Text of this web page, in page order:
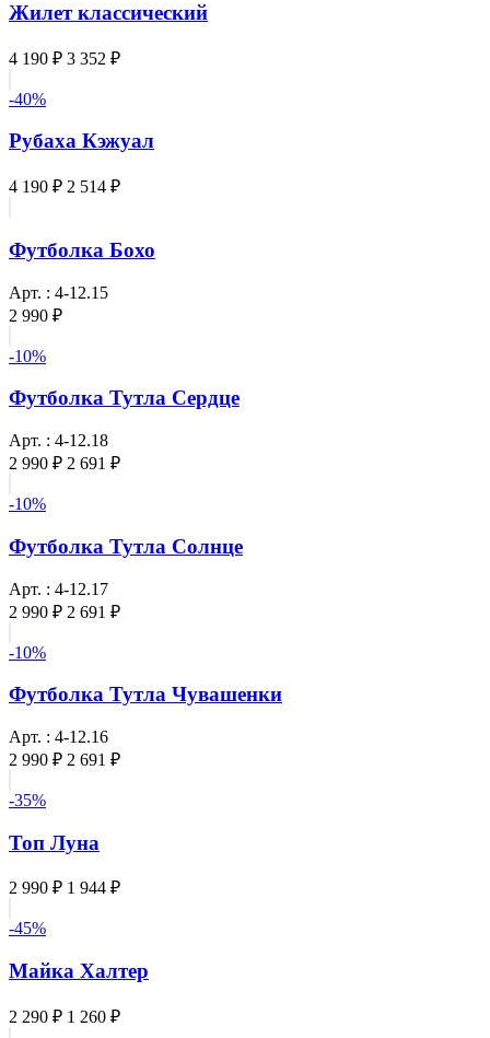
Жилет классический
4 190 ₽ 3 352 ₽
-40%
Рубаха Кэжуал
4 190 ₽ 2 514 ₽
Футболка Бохо
Арт. : 4-12.15
2 990 ₽
-10%
Футболка Тутла Сердце
Арт. : 4-12.18
2 990 ₽ 2 691 ₽
-10%
Футболка Тутла Солнце
Арт. : 4-12.17
2 990 ₽ 2 691 ₽
-10%
Футболка Тутла Чувашенки
Арт. : 4-12.16
2 990 ₽ 2 691 ₽
-35%
Топ Луна
2 990 ₽ 1 944 ₽
-45%
Майка Халтер
2 290 ₽ 1 260 ₽